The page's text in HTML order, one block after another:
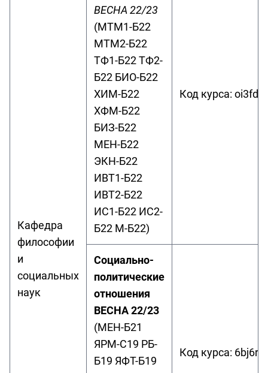
Кафедра
философии
и
социальных
наук
ВЕСНА 22/23
(МТМ1-Б22
МТМ2-Б22
ТФ1-Б22 ТФ2-
Б22 БИО-Б22
ХИМ-Б22
ХФМ-Б22
БИЗ-Б22
МЕН-Б22
ЭКН-Б22
ИВТ1-Б22
ИВТ2-Б22
ИС1-Б22 ИС2-
Б22 М-Б22)
Код курса:
Социально-
политические
отношения
ВЕСНА 22/23
(МЕН-Б21
ЯРМ-С19 РБ-
Б19 ЯФТ-Б19
Код курса: 6bj6rfv